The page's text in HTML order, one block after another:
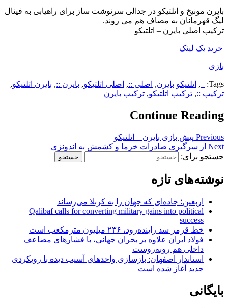
بایرن مونیخ و اتلتیکو در جدالی سرنوشت ساز برای راهیابی به فینال
لیگ قهرمانان به مصاف هم می روند.
ترکیب اصلی بایرن – اتلتیکو
خرید بک لینک
بازی
Tags:
–
, اتلتیکو بایرن, اصلی ::, اصلی اتلتیکو, بایرن ::, بایرن اتلتیکو,
ترکیب ::, ترکیب اتلتیکو, ترکیب بایرن
Continue Reading
Previous پیش بازی بایرن – اتلتیکو
Next از سرگیری صادرات خرما و کشمش به اندونزی
جستجو برای:
نوشته‌های تازه
اربعین؛ جاده‌ای که جهان را به کربلا می‌رساند
Qalibaf calls for converting military gains into political
success
خط قرمز سد زاینده‌رود، ۲۳۶ میلیون مترمکعب است
فولاد ایران علاوه بر بحران جهانی، با فشارهای مضاعف
داخلی هم روبه‌روست
استاندار اصفهان: بازسازی واحدهای آسیب دیده با رویکردی
جدید آغاز شده است
بایگانی